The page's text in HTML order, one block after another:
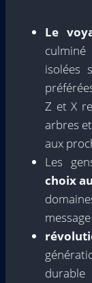
Le
culminé
isolées
Z et X
arbres
aux
Les
choix